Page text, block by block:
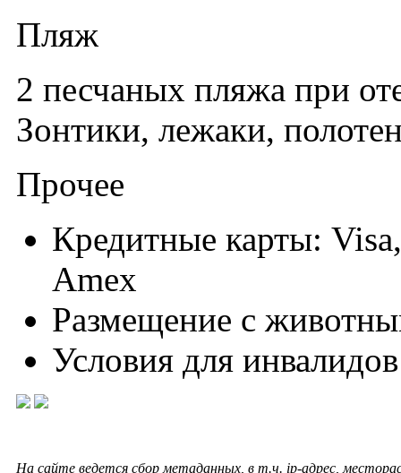
Пляж
2 песчаных пляжа при
Зонтики, лежаки,
Прочее
Кредитные карты:
Amex
Размещение с
Условия для
На сайте ведется сбор метаданных, в т.ч. ip-адрес,